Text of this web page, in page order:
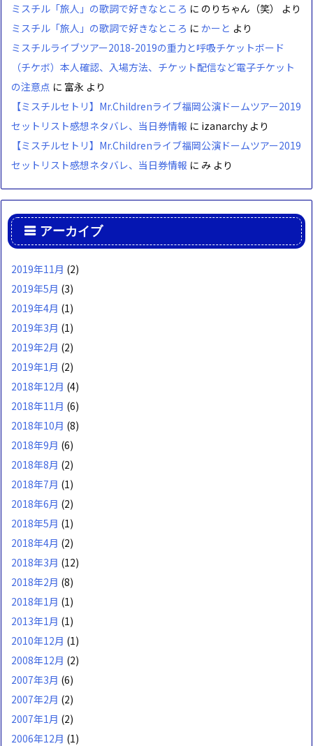
ミスチル「旅人」の歌詞で好きなところ に のりちゃん（笑）
より
ミスチル「旅人」の歌詞で好きなところ に かーと より
ミスチルライブツアー2018-2019の重力と呼吸チケットボード
（チケボ）本人確認、入場方法、チケット配信など電子チケット
の注意点 に 富永 より
【ミスチルセトリ】Mr.Childrenライブ福岡公演ドームツアー2019
セットリスト感想ネタバレ、当日券情報 に izanarchy より
【ミスチルセトリ】Mr.Childrenライブ福岡公演ドームツアー2019
セットリスト感想ネタバレ、当日券情報 に み より
アーカイブ
2019年11月 (2)
2019年5月 (3)
2019年4月 (1)
2019年3月 (1)
2019年2月 (2)
2019年1月 (2)
2018年12月 (4)
2018年11月 (6)
2018年10月 (8)
2018年9月 (6)
2018年8月 (2)
2018年7月 (1)
2018年6月 (2)
2018年5月 (1)
2018年4月 (2)
2018年3月 (12)
2018年2月 (8)
2018年1月 (1)
2013年1月 (1)
2010年12月 (1)
2008年12月 (2)
2007年3月 (6)
2007年2月 (2)
2007年1月 (2)
2006年12月 (1)